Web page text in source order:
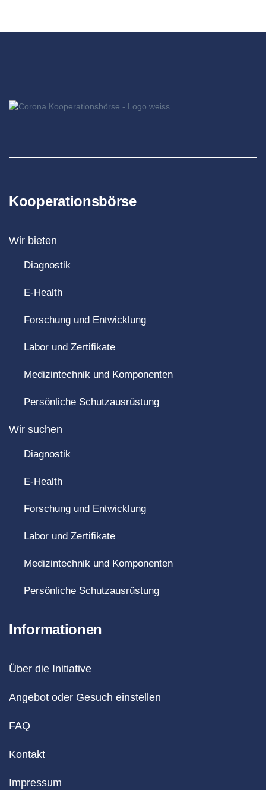
Kooperationsbörse
Wir bieten
Diagnostik
E-Health
Forschung und Entwicklung
Labor und Zertifikate
Medizintechnik und Komponenten
Persönliche Schutzausrüstung
Wir suchen
Diagnostik
E-Health
Forschung und Entwicklung
Labor und Zertifikate
Medizintechnik und Komponenten
Persönliche Schutzausrüstung
Informationen
Über die Initiative
Angebot oder Gesuch einstellen
FAQ
Kontakt
Impressum